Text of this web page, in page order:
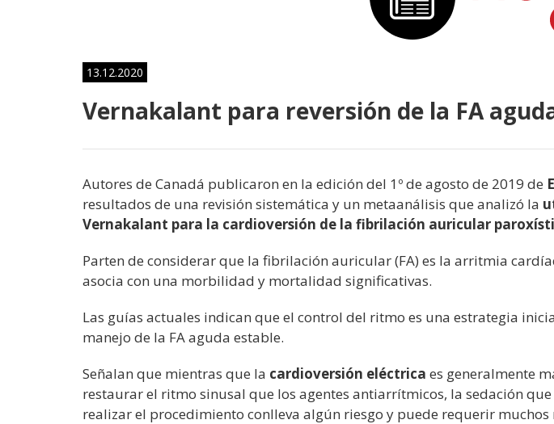
13.12.2020
Vernakalant para reversión de la FA
Autores de Canadá publicaron en la edición del 1º de agosto de 2019 de
resultados de una revisión sistemática y un metaanálisis que analizó la
Vernakalant para la cardioversión de la fibrilación auricular
Parten de considerar que la fibrilación auricular (FA) es la arritmia
asocia con una morbilidad y mortalidad significativas.
Las guías actuales indican que el control del ritmo es una estrategia
manejo de la FA aguda estable.
Señalan que mientras que la cardioversión eléctrica es generalmente
restaurar el ritmo sinusal que los agentes antiarrítmicos, la sedación
realizar el procedimiento conlleva algún riesgo y puede requerir muchos